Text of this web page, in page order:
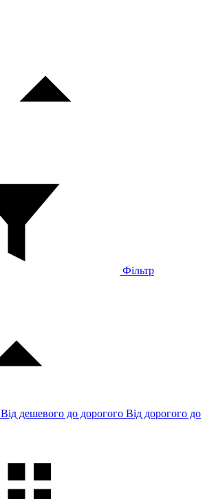
Фільтр
Від дешевого до дорогого Від дорогого до